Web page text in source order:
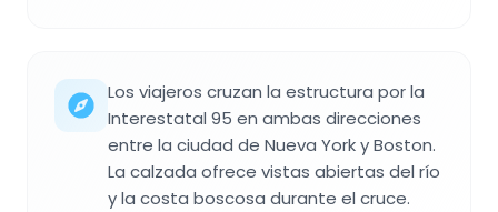
Los viajeros cruzan la estructura por la
Interestatal 95 en ambas direcciones
entre la ciudad de Nueva York y Boston.
La calzada ofrece vistas abiertas del río
y la costa boscosa durante el cruce.